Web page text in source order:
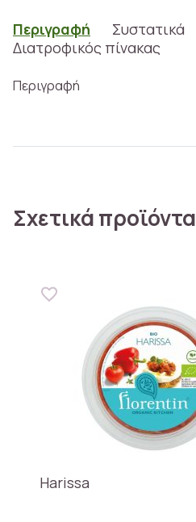
Περιγραφή
Συστατικά
Διατροφικός πίνακας
Περιγραφή
Σχετικά προϊόντα
Harissa